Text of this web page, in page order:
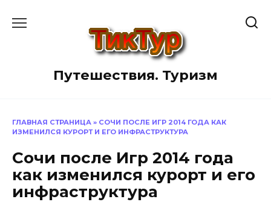
Путешествия. Туризм
ГЛАВНАЯ СТРАНИЦА » СОЧИ ПОСЛЕ ИГР 2014 ГОДА КАК
ИЗМЕНИЛСЯ КУРОРТ И ЕГО ИНФРАСТРУКТУРА
Сочи после Игр 2014 года
как изменился курорт и его
инфраструктура